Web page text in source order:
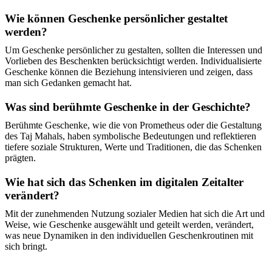
Wie können Geschenke persönlicher gestaltet
werden?
Um Geschenke persönlicher zu gestalten, sollten die Interessen und
Vorlieben des Beschenkten berücksichtigt werden. Individualisierte
Geschenke können die Beziehung intensivieren und zeigen, dass
man sich Gedanken gemacht hat.
Was sind berühmte Geschenke in der Geschichte?
Berühmte Geschenke, wie die von Prometheus oder die Gestaltung
des Taj Mahals, haben symbolische Bedeutungen und reflektieren
tiefere soziale Strukturen, Werte und Traditionen, die das Schenken
prägten.
Wie hat sich das Schenken im digitalen Zeitalter
verändert?
Mit der zunehmenden Nutzung sozialer Medien hat sich die Art und
Weise, wie Geschenke ausgewählt und geteilt werden, verändert,
was neue Dynamiken in den individuellen Geschenkroutinen mit
sich bringt.